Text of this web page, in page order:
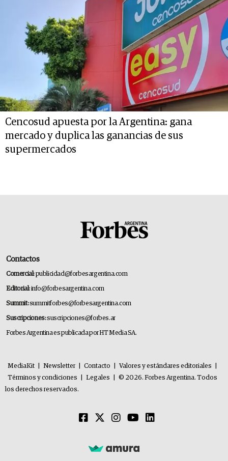
Cencosud apuesta por la Argentina: gana
mercado y duplica las ganancias de sus
supermercados
Contactos
Comercial:publicidad@forbesargentina.com
Editorial:info@forbesargentina.com
Summit:summitforbes@forbesargentina.com
Suscripciones:suscripciones@forbes.ar
Forbes Argentina es publicada por HT Media SA.
MediaKit Newsletter Contacto Valores y estándares editoriales
Términos y condiciones
Legales
© 2026. Forbes Argentina. Todos
los derechos reservados.